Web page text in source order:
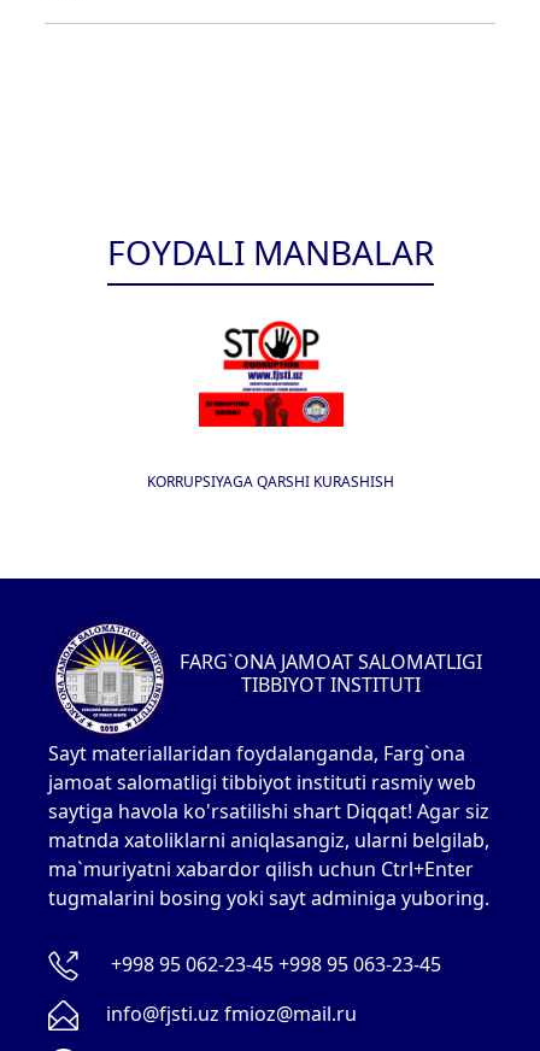
FOYDALI MANBALAR
KORRUPSIYAGA QARSHI KURASHISH
FARG`ONA JAMOAT SALOMATLIGI
TIBBIYOT INSTITUTI
Sayt materiallaridan foydalanganda, Farg`ona
jamoat salomatligi tibbiyot instituti rasmiy web
saytiga havola ko'rsatilishi shart Diqqat! Agar siz
matnda xatoliklarni aniqlasangiz, ularni belgilab,
ma`muriyatni xabardor qilish uchun Ctrl+Enter
tugmalarini bosing yoki sayt adminiga yuboring.
+998 95 062-23-45 +998 95 063-23-45
info@fjsti.uz fmioz@mail.ru